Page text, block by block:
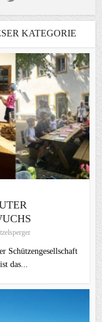
KATEGORIE
Schützengesellschaft
das...